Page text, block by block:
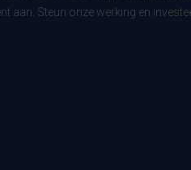
aan. Steun onze werking en